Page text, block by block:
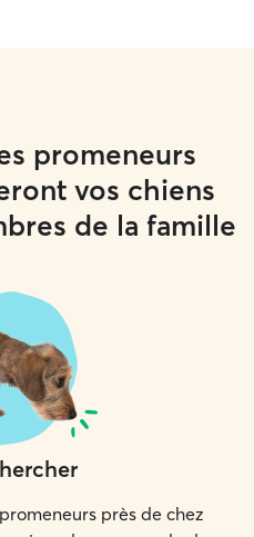
promeneurs
vos chiens
de la famille
près de chez